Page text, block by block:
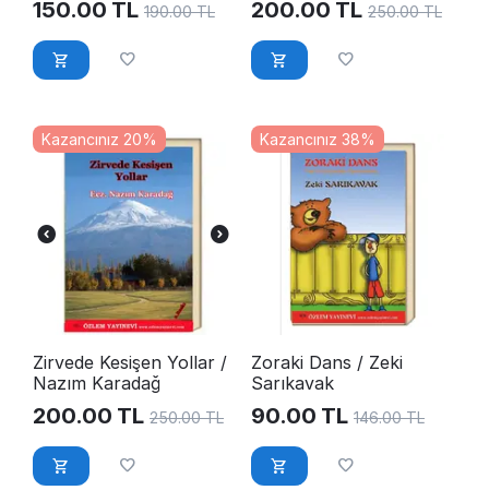
150.00 TL 190.00 TL 200.00 TL 250.00 TL
Kazancınız 20%
Zirvede Kesişen Yollar /
Nazım Karadağ
200.00 TL 250.00 TL
Kazancınız 38%
Zoraki Dans / Zeki
Sarıkavak
90.00 TL 146.00 TL